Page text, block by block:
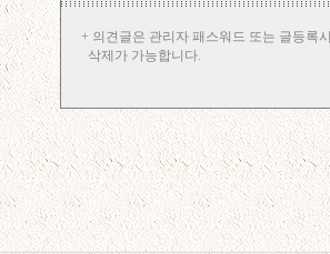
+ 의견글은 관리자 패스워드 또는 글등록
삭제가 가능합니다.